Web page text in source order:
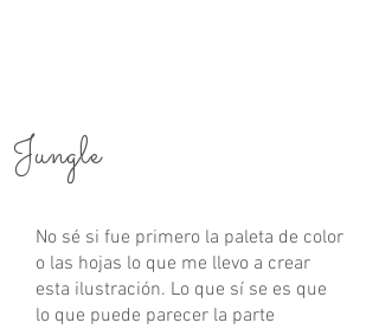
Jungle
No sé si fue primero la paleta de color
o las hojas lo que me llevo a crear
esta ilustración. Lo que sí se es que
lo que puede parecer la parte